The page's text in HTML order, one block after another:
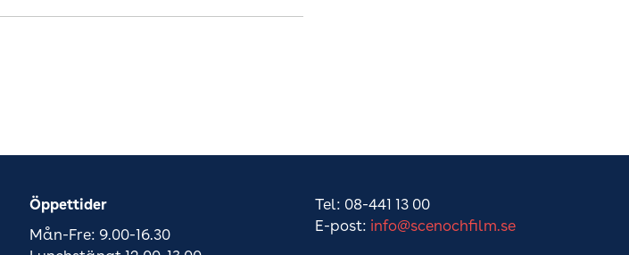
Öppettider
Mån-Fre: 9.00-16.30
Tel: 08-441 13 00
E-post: info@scenochfilm.se